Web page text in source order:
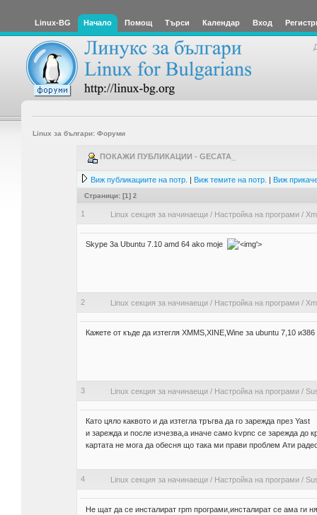
Linux-BG Начало Помощ Търси Календар Вход
Linux за българи: Форуми
ПОКАЖИ ПУБЛИКАЦИИ - GECATA_
Виж публикациите на потр. | Виж темите на потр. | Виж
Страници: [1] 2
1 Linux секция за начинаещи/ Настройка на програми/
Skype 3a Ubuntu 7.10 amd 64 ako moje '>
2 Linux секция за начинаещи/ Настройка на програми/
Кажете от къде да изтегля XMMS,XINE,Wine за ubuntu 7,10 и386
3 Linux секция за начинаещи/ Настройка на програми/
Като цяло каквото и да изтегла тръгва да го зарежда през Yast
и зарежда и после изчезва,а иначе само kvpnc се зарежда
картата не мога да обесня що така ми прави проблем Ати
4 Linux секция за начинаещи/ Настройка на програми/
Не щат да се инсталират rpm програми,инсталират се ама